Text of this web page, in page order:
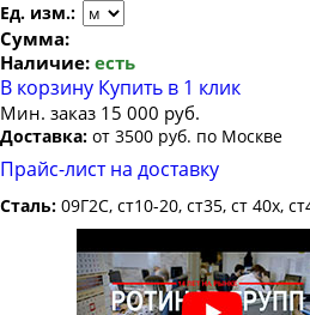
Труба бесшовная 35
Труба бесшовная 36
Труба бесшовная 38
Труба бесшовная 40
Труба бесшовная 42
Труба бесшовная 45
Труба бесшовная 48
Труба бесшовная 50
Ед. изм.:
Сумма:
Наличие: есть
В корзину Купить в 1 клик
Мин. заказ 15 000 руб.
Доставка: от 3500 руб. по Москве
Прайс-лист на доставку
Сталь: 09Г2С, ст10-20, ст35, ст 40х,